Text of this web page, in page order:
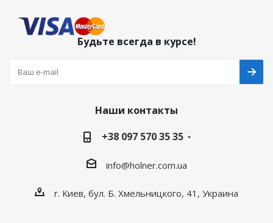
Будьте всегда в курсе!
Наши контакты
+38 097 570 35 35
info@holner.com.ua
г. Киев, бул. Б. Хмельницкого, 41, Украина